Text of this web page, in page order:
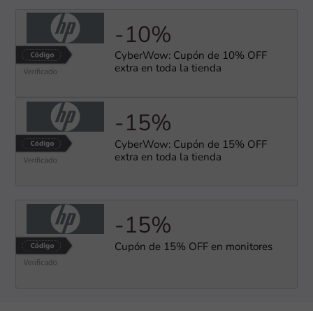
-10%
CyberWow: Cupón de 10% OFF
extra en toda la tienda
-15%
CyberWow: Cupón de 15% OFF
extra en toda la tienda
-15%
Cupón de 15% OFF en monitores